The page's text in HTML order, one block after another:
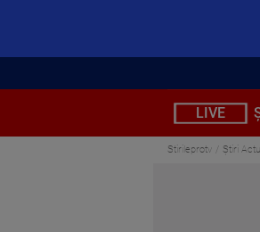
LIVE
Stirileprotv Știri